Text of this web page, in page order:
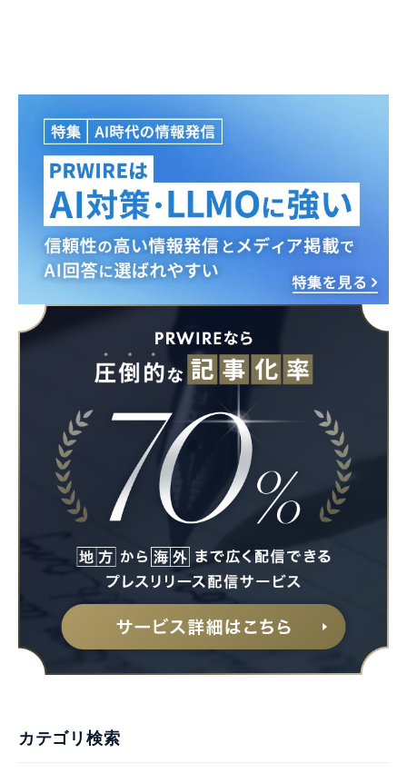
カテゴリ検索
Japanese
English